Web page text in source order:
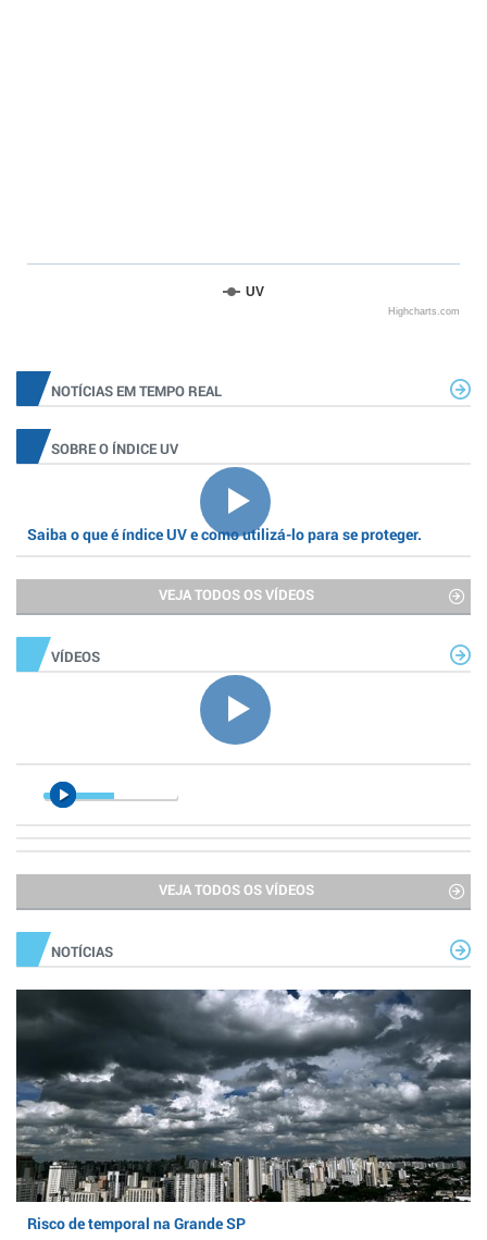
UV
Highcharts.com
NOTÍCIAS EM TEMPO REAL
SOBRE O ÍNDICE UV
Saiba o que é índice UV e como utilizá-lo para se proteger.
VEJA TODOS OS VÍDEOS
VÍDEOS
VEJA TODOS OS VÍDEOS
NOTÍCIAS
Risco de temporal na Grande SP